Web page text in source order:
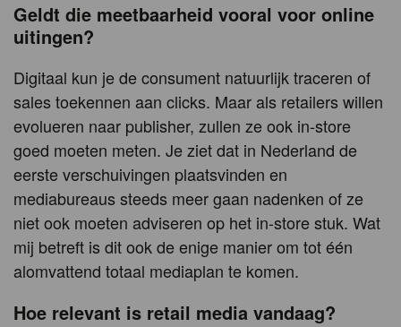
Geldt die meetbaarheid vooral voor online
uitingen?
Digitaal kun je de consument natuurlijk traceren of
sales toekennen aan clicks. Maar als retailers willen
evolueren naar publisher, zullen ze ook in-store
goed moeten meten. Je ziet dat in Nederland de
eerste verschuivingen plaatsvinden en
mediabureaus steeds meer gaan nadenken of ze
niet ook moeten adviseren op het in-store stuk. Wat
mij betreft is dit ook de enige manier om tot één
alomvattend totaal mediaplan te komen.
Hoe relevant is retail media vandaag?